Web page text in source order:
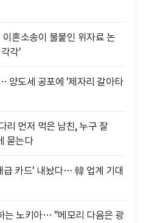
혼소송이 불붙인 위자료 논
각'
양도세 공포에 '제자리 갈아타
리 먼저 먹은 남친, 누구 잘
묻는다
급 카드' 내놨다… 韓 업계 기대
는 노키아… "메모리 다음은 광